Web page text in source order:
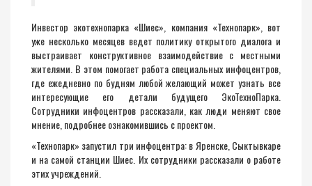
Инвестор экотехнопарка «Шиес», компания «Технопарк», вот
уже несколько месяцев ведет политику открытого диалога и
выстраивает конструктивное взаимодействие с местными
жителями. В этом помогает работа специальных инфоцентров,
где ежедневно по будням любой желающий может узнать все
интересующие его детали будущего ЭкоТехноПарка.
Сотрудники инфоцентров рассказали, как люди меняют свое
мнение, подробнее ознакомившись с проектом.
«Технопарк» запустил три инфоцентра: в Яренске, Сыктывкаре
и на самой станции Шиес. Их сотрудники рассказали о работе
этих учреждений.